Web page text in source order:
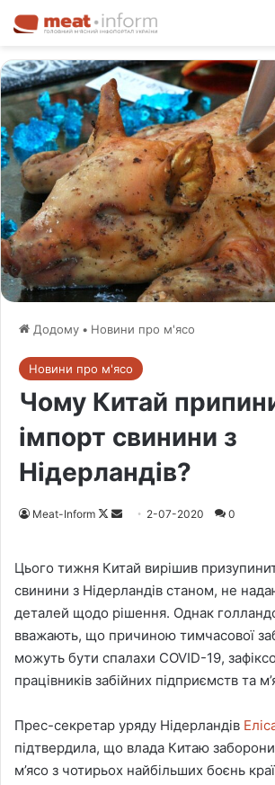
Додому • Новини про м'ясо
Новини про м'ясо
Чому Китай
імпорт свинини з
Нідерландів?
Meat-Inform
F
o
w
o
n
X
a
n
e
m
a
l
2-07-2020 0
Цього тижня Китай вирішив
свинини з Нідерландів станом, не
деталей щодо рішення. Однак
вважають, що причиною тимчасової
можуть бути спалахи COVID-19,
працівників забійних підприємств та
Прес-секретар уряду Нідерландів
підтвердила, що влада Китаю
м’ясо з чотирьох найбільших боєнь